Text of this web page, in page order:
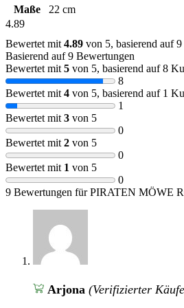
Maße
22 cm
4.89
Bewertet mit 4.89 von 5, basierend auf9
Basierend auf 9 Bewertungen
Bewertet mit 5 von 5, basierend auf8
8
Bewertet mit 4 von 5, basierend auf 1
1
Bewertet mit 3 von 5
0
Bewertet mit 2 von 5
0
Bewertet mit 1 von 5
0
9 Bewertungen fürPIRATEN MÖWE
Arjona (Verifizierter